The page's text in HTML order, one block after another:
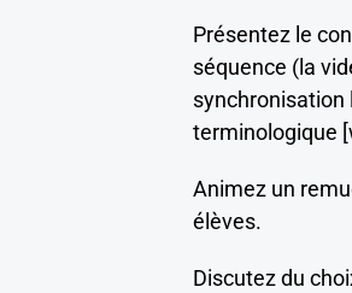
Présentez le
séquence (la
synchronisation
terminologique
Animez un
élèves.
Discutez du